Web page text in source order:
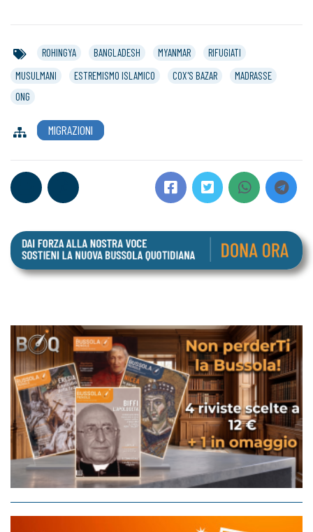
ROHINGYA BANGLADESH MYANMAR
RIFUGIATI
MUSULMANI
ESTREMISMO ISLAMICO COX'S BAZAR
MADRASSE
ONG
MIGRAZIONI